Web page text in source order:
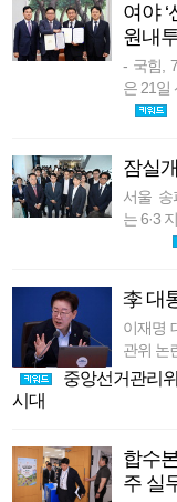
여야
원내
- 국힘,
은 21일
잠실
서울 송
는 6·3
李 대
이재명
관위 논
중앙선거관리
시대
합수
주 실